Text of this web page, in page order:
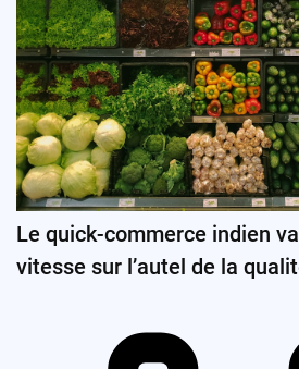
Le quick-commerce indien
vitesse sur l’autel de la